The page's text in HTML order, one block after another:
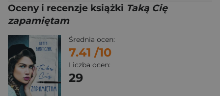
Oceny i recenzje książki Taką Cię
zapamiętam
Średnia ocen:
7.41 /10
Liczba ocen:
29